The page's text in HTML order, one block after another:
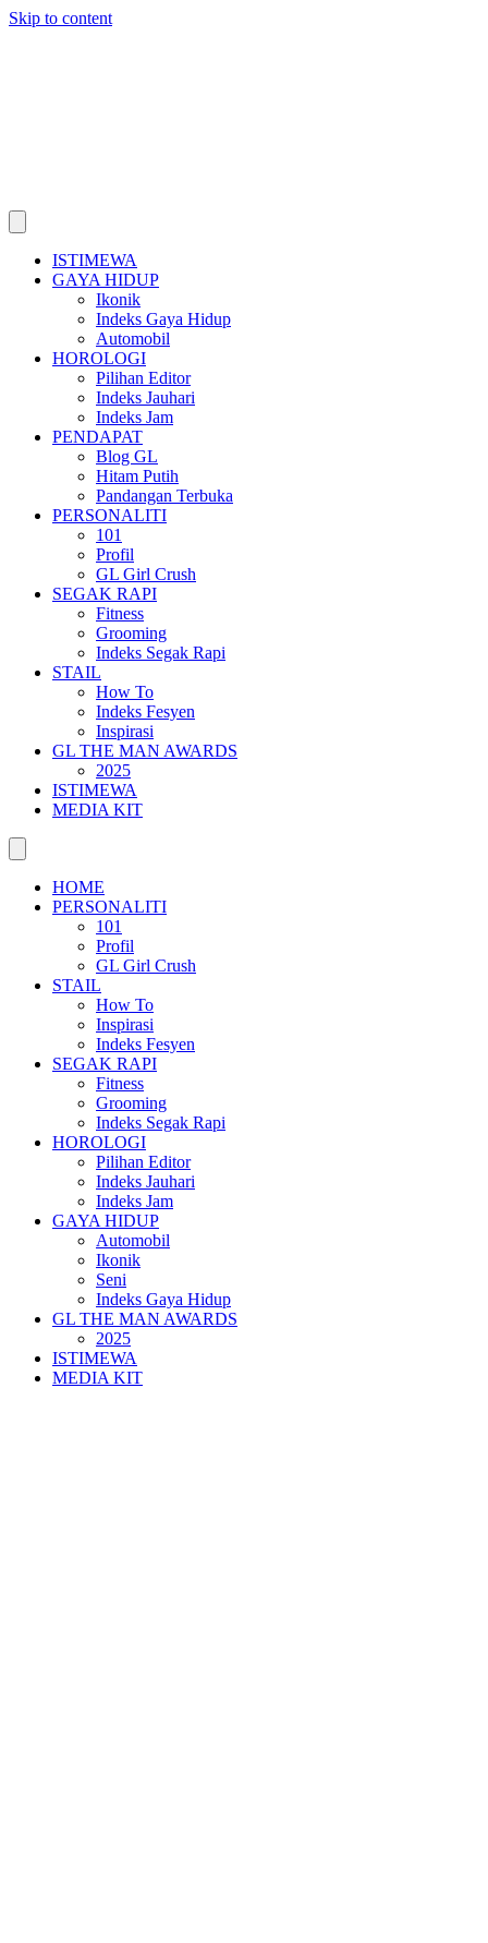
Skip to content
ISTIMEWA
GAYA HIDUP
Ikonik
Indeks Gaya Hidup
Automobil
HOROLOGI
Pilihan Editor
Indeks Jauhari
Indeks Jam
PENDAPAT
Blog GL
Hitam Putih
Pandangan Terbuka
PERSONALITI
101
Profil
GL Girl Crush
SEGAK RAPI
Fitness
Grooming
Indeks Segak Rapi
STAIL
How To
Indeks Fesyen
Inspirasi
GL THE MAN AWARDS
2025
ISTIMEWA
MEDIA KIT
HOME
PERSONALITI
101
Profil
GL Girl Crush
STAIL
How To
Inspirasi
Indeks Fesyen
SEGAK RAPI
Fitness
Grooming
Indeks Segak Rapi
HOROLOGI
Pilihan Editor
Indeks Jauhari
Indeks Jam
GAYA HIDUP
Automobil
Ikonik
Seni
Indeks Gaya Hidup
GL THE MAN AWARDS
2025
ISTIMEWA
MEDIA KIT